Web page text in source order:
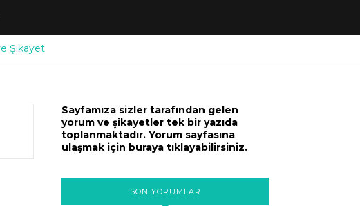
Sayfamıza sizler tarafından gelen
yorum ve şikayetler tek bir yazıda
toplanmaktadır. Yorum sayfasına
ulaşmak için buraya tıklayabilirsiniz.
SON YORUMLAR